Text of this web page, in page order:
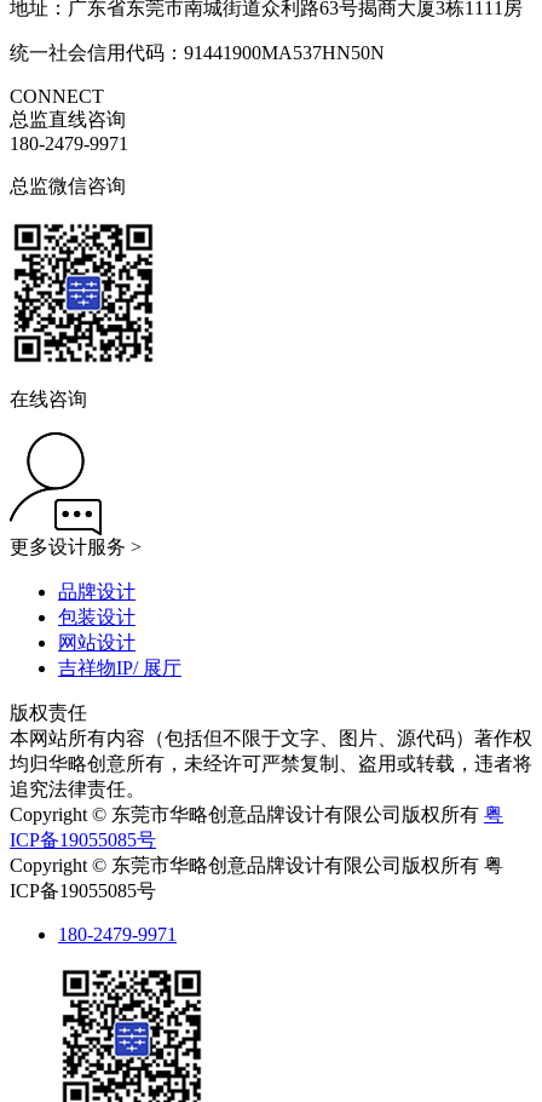
地址：广东省东莞市南城街道众利路63号揭商大厦3栋1111房
统一社会信用代码：91441900MA537HN50N
CONNECT
总监直线咨询
180-2479-9971
总监微信咨询
在线咨询
更多设计服务 >
品牌设计
包装设计
网站设计
吉祥物IP/ 展厅
版权责任
本网站所有内容（包括但不限于文字、图片、源代码）著作权
均归华略创意所有，未经许可严禁复制、盗用或转载，违者将
追究法律责任。
Copyright © 东莞市华略创意品牌设计有限公司版权所有 粤
ICP备19055085号
Copyright © 东莞市华略创意品牌设计有限公司版权所有 粤
ICP备19055085号
180-2479-9971